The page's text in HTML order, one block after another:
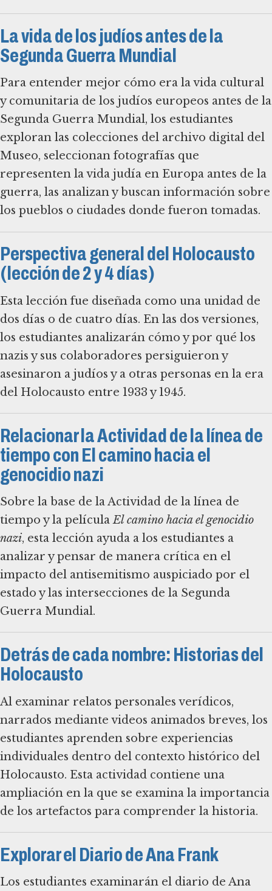
La vida de los judíos antes de la
Segunda Guerra Mundial
Para entender mejor cómo era la vida cultural
y comunitaria de los judíos europeos antes de la
Segunda Guerra Mundial, los estudiantes
exploran las colecciones del archivo digital del
Museo, seleccionan fotografías que
representen la vida judía en Europa antes de la
guerra, las analizan y buscan información sobre
los pueblos o ciudades donde fueron tomadas.
Perspectiva general del Holocausto
(lección de 2 y 4 días)
Esta lección fue diseñada como una unidad de
dos días o de cuatro días. En las dos versiones,
los estudiantes analizarán cómo y por qué los
nazis y sus colaboradores persiguieron y
asesinaron a judíos y a otras personas en la era
del Holocausto entre 1933 y 1945.
Relacionar la Actividad de la línea de
tiempo con El camino hacia el
genocidio nazi
Sobre la base de la Actividad de la línea de
tiempo y la películaEl camino hacia el genocidio
nazi, esta lección ayuda a los estudiantes a
analizar y pensar de manera crítica en el
impacto del antisemitismo auspiciado por el
estado y las intersecciones de la Segunda
Guerra Mundial.
Detrás de cada nombre: Historias del
Holocausto
Al examinar relatos personales verídicos,
narrados mediante videos animados breves, los
estudiantes aprenden sobre experiencias
individuales dentro del contexto histórico del
Holocausto. Esta actividad contiene una
ampliación en la que se examina la importancia
de los artefactos para comprender la historia.
Explorar el Diario de Ana Frank
Los estudiantes examinarán el diario de Ana